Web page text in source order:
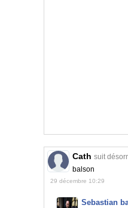
Cath suit
balson
29 décembre 10:29
Sebastian